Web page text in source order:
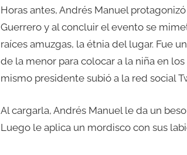
Horas antes, Andrés Manuel
Guerrero y al concluir el evento se
raíces amuzgas, la étnia del lugar. Fue
de la menor para colocar a la niña en
mismo presidente subió a la red social
Al cargarla, Andrés Manuel le da un
Luego le aplica un mordisco con sus